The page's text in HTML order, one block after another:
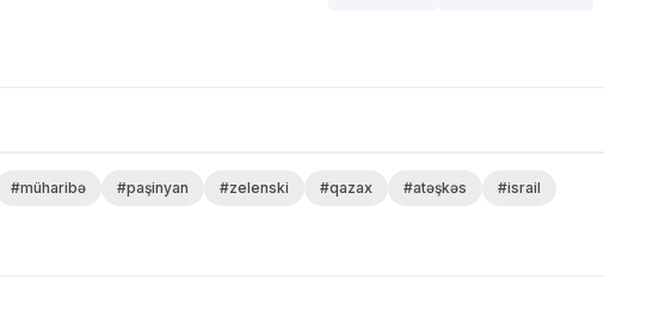
#müharibə #paşinyan #zelenski #qazax #atəşkəs
#israil